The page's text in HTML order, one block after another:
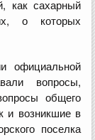
как сахарный
о которых
официальной
вопросы,
общего
и возникшие в
поселка